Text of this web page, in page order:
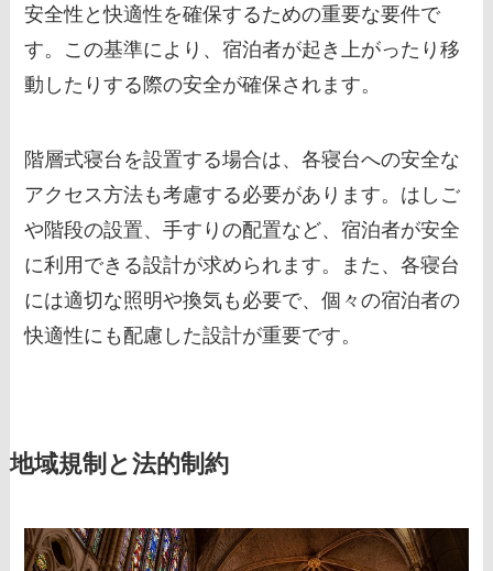
安全性と快適性を確保するための重要な要件で
す。この基準により、宿泊者が起き上がったり移
動したりする際の安全が確保されます。
階層式寝台を設置する場合は、各寝台への安全な
アクセス方法も考慮する必要があります。はしご
や階段の設置、手すりの配置など、宿泊者が安全
に利用できる設計が求められます。また、各寝台
には適切な照明や換気も必要で、個々の宿泊者の
快適性にも配慮した設計が重要です。
地域規制と法的制約